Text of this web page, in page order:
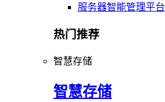
服务器智能管理平台
热门推荐
智慧存储
智慧存储